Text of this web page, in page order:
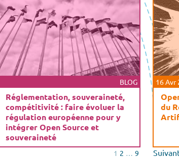
BLOG
Réglementation, souveraineté,
compétitivité : faire évoluer la
régulation européenne pour y
intégrer Open Source et
souveraineté
16 Avr
du
1 2 … 9